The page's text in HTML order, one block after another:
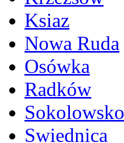
Ksiaz
Nowa Ruda
Osówka
Radków
Sokolowsko
Swiednica